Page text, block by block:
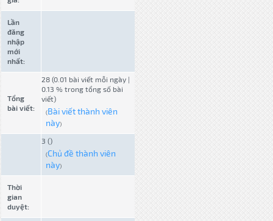
Lần
đăng
nhập
mới
nhất:
Tổng
bài viết:
28 (0.01 bài viết mỗi ngày |
0.13 % trong tổng số bài
viết)
(Bài viết thành viên
này)
3 ()
(Chủ đề thành viên
này)
Thời
gian
duyệt: